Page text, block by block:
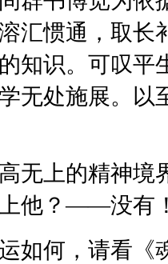
汇惯通，取长
知识。可叹平
无处施展。以
无上的精神境
上他？——没有
如何，请看